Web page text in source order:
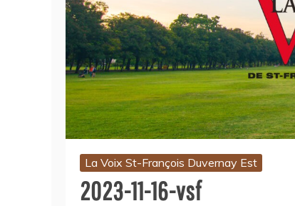
La Voix St-François Duvernay Est
2023-11-16-vsf